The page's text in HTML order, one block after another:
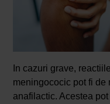
In cazuri grave,
meningococic pot fi de
anafilactic. Acestea